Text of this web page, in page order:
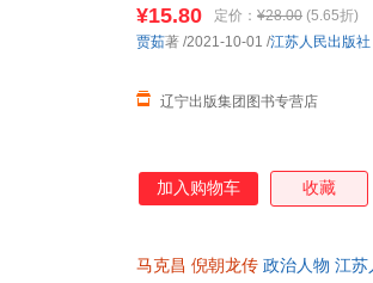
¥15.80 定价： ¥28.00 (5.65折)
辽宁出版集团图书专营店
贾茹著 /2021-10-01 /江苏人民出版社
加入购物车 收藏
马克昌 倪朝龙传 政治人物 江